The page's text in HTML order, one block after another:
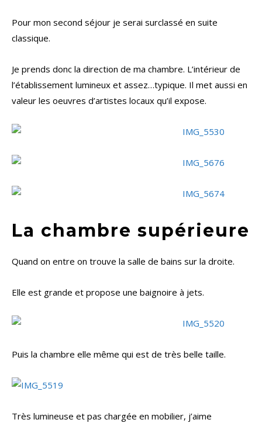
Pour mon second séjour je serai surclassé en suite
classique.
Je prends donc la direction de ma chambre. L’intérieur de
l’établissement lumineux et assez…typique. Il met aussi en
valeur les oeuvres d’artistes locaux qu’il expose.
La chambre supérieure
Quand on entre on trouve la salle de bains sur la droite.
Elle est grande et propose une baignoire à jets.
Puis la chambre elle même qui est de très belle taille.
Très lumineuse et pas chargée en mobilier, j’aime